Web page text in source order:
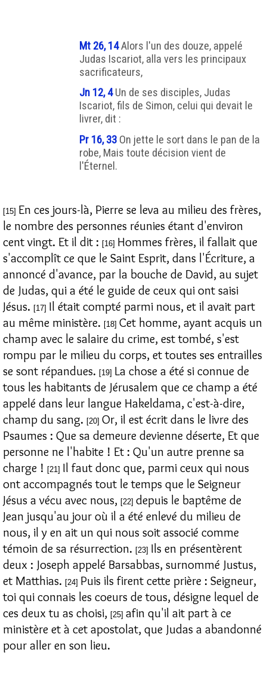
Mt 26, 14Alors l'un des douze, appelé
Judas Iscariot, alla vers les principaux
sacrificateurs,
Jn 12, 4Un de ses disciples, Judas
Iscariot, fils de Simon, celui qui devait le
livrer, dit :
Pr 16, 33 On jette le sort dans le pan de la
robe, Mais toute décision vient de
l'Éternel.
[15] En ces jours-là, Pierre se leva au milieu des frères,
le nombre des personnes réunies étant d'environ
cent vingt. Et il dit : [16] Hommes frères, il fallait que
s'accomplît ce que le Saint Esprit, dans l'Écriture, a
annoncé d'avance, par la bouche de David, au sujet
de Judas, qui a été le guide de ceux qui ont saisi
Jésus. [17] Il était compté parmi nous, et il avait part
au même ministère. [18] Cet homme, ayant acquis un
champ avec le salaire du crime, est tombé, s'est
rompu par le milieu du corps, et toutes ses entrailles
se sont répandues. [19] La chose a été si connue de
tous les habitants de Jérusalem que ce champ a été
appelé dans leur langue Hakeldama, c'est-à-dire,
champ du sang. [20] Or, il est écrit dans le livre des
Psaumes : Que sa demeure devienne déserte, Et que
personne ne l'habite ! Et : Qu'un autre prenne sa
charge ! [21] Il faut donc que, parmi ceux qui nous
ont accompagnés tout le temps que le Seigneur
Jésus a vécu avec nous, [22] depuis le baptême de
Jean jusqu'au jour où il a été enlevé du milieu de
nous, il y en ait un qui nous soit associé comme
témoin de sa résurrection. [23] Ils en présentèrent
deux : Joseph appelé Barsabbas, surnommé Justus,
et Matthias. [24] Puis ils firent cette prière : Seigneur,
toi qui connais les coeurs de tous, désigne lequel de
ces deux tu as choisi, [25] afin qu'il ait part à ce
ministère et à cet apostolat, que Judas a abandonné
pour aller en son lieu.